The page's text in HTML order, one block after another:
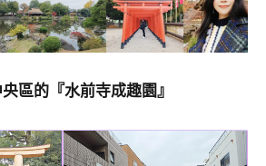
區的『水前寺成趣園』